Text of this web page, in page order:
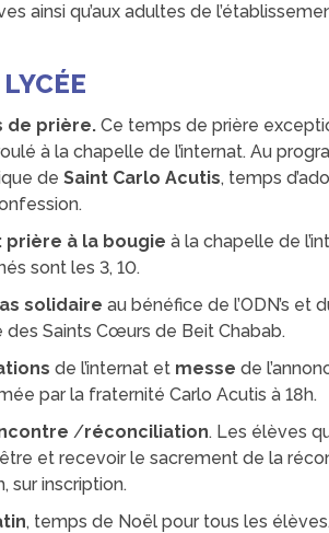
ainsi qu’aux adultes de
de prière. Ce temps de prière
à la chapelle de l’internat. Au
de Saint Carlo Acutis, temps
: prière à la bougie à la chapelle de
sont les 3, 10.
solidaire au bénéfice de l’ODN’s et
Saints Cœurs de Beit Chabab.
de l’internat et messe de
par la fraternité Carlo Acutis à 18h.
/réconciliation. Les élèves
et recevoir le sacrement de la
sur inscription.
, temps de Noël pour tous les élèves.